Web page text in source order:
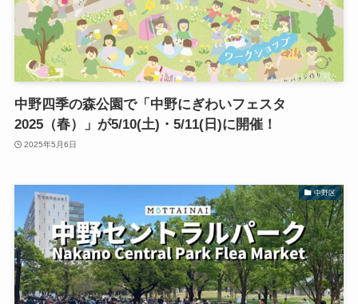
中野四季の森公園で「中野にぎわいフェスタ
2025（春）」が5/10(土)・5/11(日)に開催！
2025年5月6日
中野区